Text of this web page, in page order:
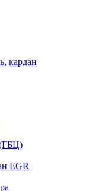
кардан
(ГБЦ)
EGR